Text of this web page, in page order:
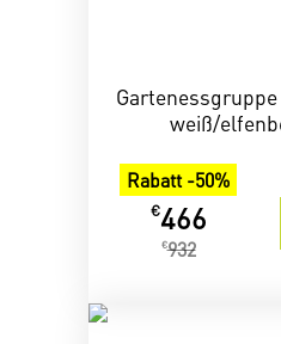
Gartenessgruppe
weiß/
Rabatt -50%
€466
€932